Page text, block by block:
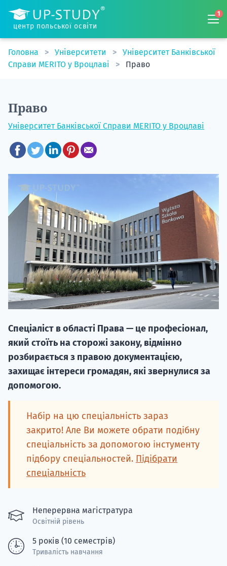
центр польської освіти
1
Головна Університети
Університет Банківської
Справи MERITO у Вроцлаві
Право
Право
Університет Банківської Справи MERITO у Вроцлаві
Спеціаліст в області Права — це професіонал,
який стоїть на сторожі закону, відмінно
розбирається з правою документацією,
захищає інтереси громадян, які звернулися за
допомогою.
Набір на цю спеціальність зараз
закрито! Але Ви можете обрати подібну
спеціальність за допомогою інстументу
підбору спеціальностей. Підібрати
спеціальність
Неперервна магістратура
Освітній рівень
5 років (10 семестрів)
Тривалість навчання
"Навчання